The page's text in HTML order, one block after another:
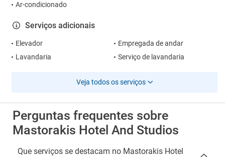
Ar-condicionado
Serviços adicionais
Elevador
Empregada de andar
Lavandaria
Serviço de lavandaria
Veja todos os serviços
Perguntas frequentes sobre
Mastorakis Hotel And Studios
Que serviços se destacam no Mastorakis Hotel